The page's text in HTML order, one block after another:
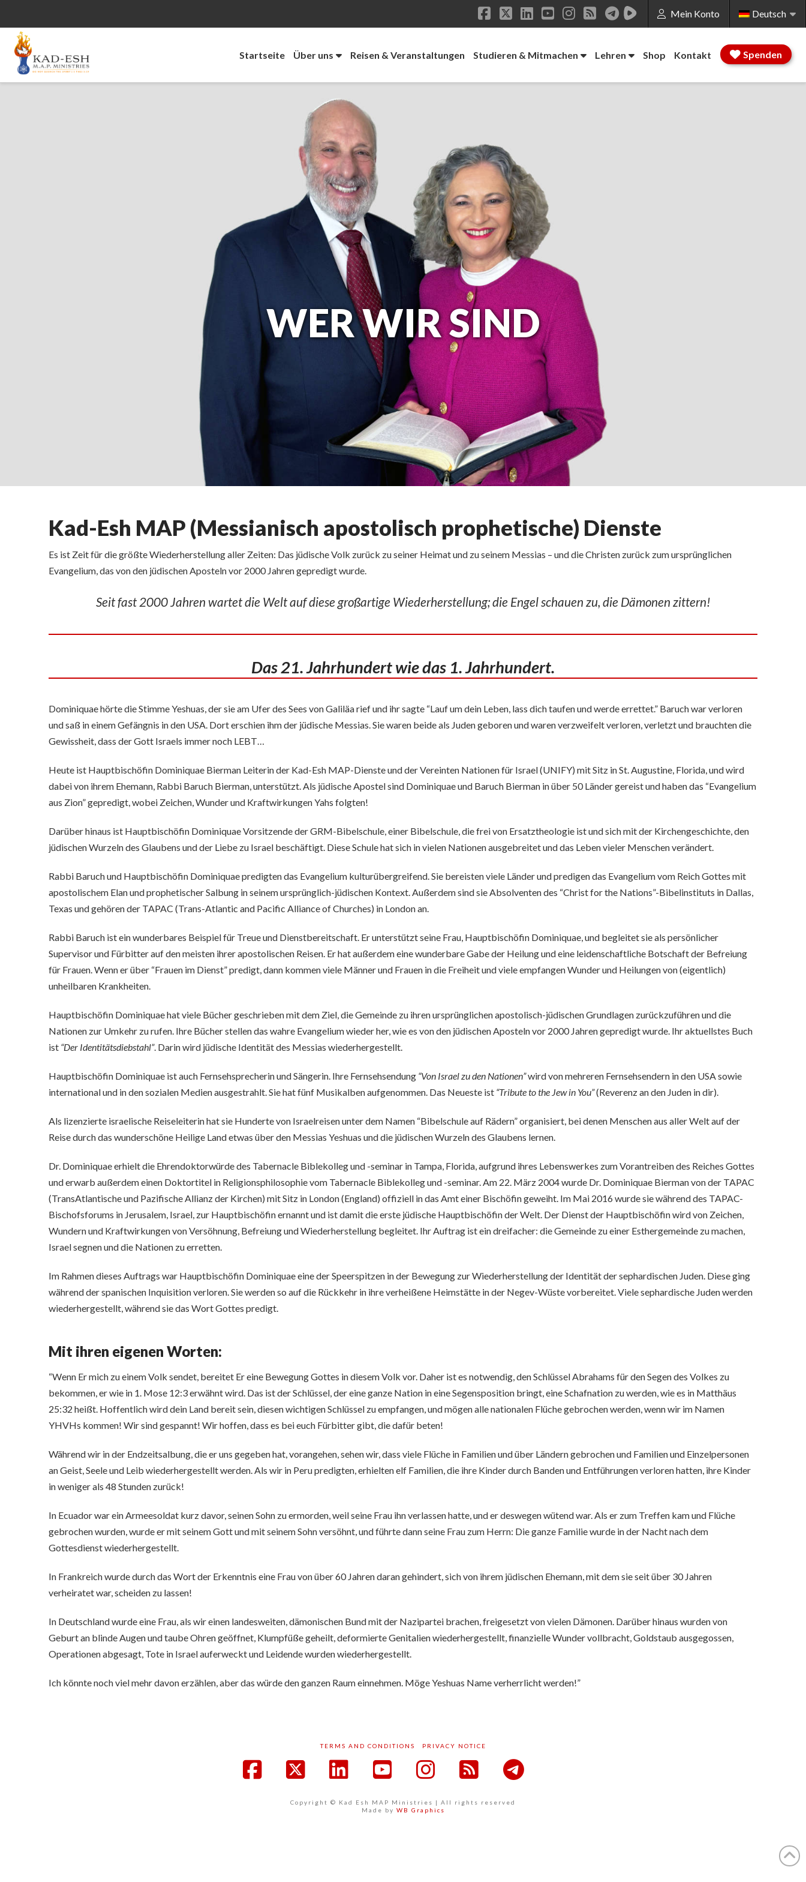
Mein Konto Deutsch
Facebook
X LinkedIn
YouTube
Instagram
RSS
Startseite Über uns Reisen & Veranstaltungen Studieren & Mitmachen Lehren Shop Kontakt Spenden
WER WIR SIND
Kad-Esh MAP (Messianisch apostolisch prophetische) Dienste
Es ist Zeit für die größte Wiederherstellung aller Zeiten: Das jüdische Volk zurück zu seiner Heimat und zu seinem Messias – und die Christen zurück zum ursprünglichen
Evangelium, das von den jüdischen Aposteln vor 2000 Jahren gepredigt wurde.
Seit fast 2000 Jahren wartet die Welt auf diese großartige Wiederherstellung; die Engel schauen zu, die Dämonen zittern!
Das 21. Jahrhundert wie das 1. Jahrhundert.
Dominiquae hörte die Stimme Yeshuas, der sie am Ufer des Sees von Galiläa rief und ihr sagte “Lauf um dein Leben, lass dich taufen und werde errettet.” Baruch war verloren
und saß in einem Gefängnis in den USA. Dort erschien ihm der jüdische Messias. Sie waren beide als Juden geboren und waren verzweifelt verloren, verletzt und brauchten die
Gewissheit, dass der Gott Israels immer noch LEBT…
Heute ist Hauptbischöfin Dominiquae Bierman Leiterin der Kad-Esh MAP-Dienste und der Vereinten Nationen für Israel (UNIFY) mit Sitz in St. Augustine, Florida, und wird
dabei von ihrem Ehemann, Rabbi Baruch Bierman, unterstützt. Als jüdische Apostel sind Dominiquae und Baruch Bierman in über 50 Länder gereist und haben das “Evangelium
aus Zion” gepredigt, wobei Zeichen, Wunder und Kraftwirkungen Yahs folgten!
Darüber hinaus ist Hauptbischöfin Dominiquae Vorsitzende der GRM-Bibelschule, einer Bibelschule, die frei von Ersatztheologie ist und sich mit der Kirchengeschichte, den
jüdischen Wurzeln des Glaubens und der Liebe zu Israel beschäftigt. Diese Schule hat sich in vielen Nationen ausgebreitet und das Leben vieler Menschen verändert.
Rabbi Baruch und Hauptbischöfin Dominiquae predigten das Evangelium kulturübergreifend. Sie bereisten viele Länder und predigen das Evangelium vom Reich Gottes mit
apostolischem Elan und prophetischer Salbung in seinem ursprünglich-jüdischen Kontext. Außerdem sind sie Absolventen des “Christ for the Nations”-Bibelinstituts in Dallas,
Texas und gehören der TAPAC (Trans-Atlantic and Pacific Alliance of Churches) in London an.
Rabbi Baruch ist ein wunderbares Beispiel für Treue und Dienstbereitschaft. Er unterstützt seine Frau, Hauptbischöfin Dominiquae, und begleitet sie als persönlicher
Supervisor und Fürbitter auf den meisten ihrer apostolischen Reisen. Er hat außerdem eine wunderbare Gabe der Heilung und eine leidenschaftliche Botschaft der Befreiung
für Frauen. Wenn er über “Frauen im Dienst” predigt, dann kommen viele Männer und Frauen in die Freiheit und viele empfangen Wunder und Heilungen von (eigentlich)
unheilbaren Krankheiten.
Hauptbischöfin Dominiquae hat viele Bücher geschrieben mit dem Ziel, die Gemeinde zu ihren ursprünglichen apostolisch-jüdischen Grundlagen zurückzuführen und die
Nationen zur Umkehr zu rufen. Ihre Bücher stellen das wahre Evangelium wieder her, wie es von den jüdischen Aposteln vor 2000 Jahren gepredigt wurde. Ihr aktuellstes Buch
ist “Der Identitätsdiebstahl”. Darin wird jüdische Identität des Messias wiederhergestellt.
Hauptbischöfin Dominiquae ist auch Fernsehsprecherin und Sängerin. Ihre Fernsehsendung “Von Israel zu den Nationen”wird von mehreren Fernsehsendern in den USA sowie
international und in den sozialen Medien ausgestrahlt. Sie hat fünf Musikalben aufgenommen. Das Neueste ist “Tribute to the Jew in You”(Reverenz an den Juden in dir).
Als lizenzierte israelische Reiseleiterin hat sie Hunderte von Israelreisen unter dem Namen “Bibelschule auf Rädern” organisiert, bei denen Menschen aus aller Welt auf der
Reise durch das wunderschöne Heilige Land etwas über den Messias Yeshuas und die jüdischen Wurzeln des Glaubens lernen.
Dr. Dominiquae erhielt die Ehrendoktorwürde des Tabernacle Biblekolleg und -seminar in Tampa, Florida, aufgrund ihres Lebenswerkes zum Vorantreiben des Reiches Gottes
und erwarb außerdem einen Doktortitel in Religionsphilosophie vom Tabernacle Biblekolleg und -seminar. Am 22. März 2004 wurde Dr. Dominiquae Bierman von der TAPAC
(TransAtlantische und Pazifische Allianz der Kirchen) mit Sitz in London (England) offiziell in das Amt einer Bischöfin geweiht. Im Mai 2016 wurde sie während des TAPAC-
Bischofsforums in Jerusalem, Israel, zur Hauptbischöfin ernannt und ist damit die erste jüdische Hauptbischöfin der Welt. Der Dienst der Hauptbischöfin wird von Zeichen,
Wundern und Kraftwirkungen von Versöhnung, Befreiung und Wiederherstellung begleitet. Ihr Auftrag ist ein dreifacher: die Gemeinde zu einer Esthergemeinde zu machen,
Israel segnen und die Nationen zu erretten.
Im Rahmen dieses Auftrags war Hauptbischöfin Dominiquae eine der Speerspitzen in der Bewegung zur Wiederherstellung der Identität der sephardischen Juden. Diese ging
während der spanischen Inquisition verloren. Sie werden so auf die Rückkehr in ihre verheißene Heimstätte in der Negev-Wüste vorbereitet. Viele sephardische Juden werden
wiederhergestellt, während sie das Wort Gottes predigt.
Mit ihren eigenen Worten:
“Wenn Er mich zu einem Volk sendet, bereitet Er eine Bewegung Gottes in diesem Volk vor. Daher ist es notwendig, den Schlüssel Abrahams für den Segen des Volkes zu
bekommen, er wie in 1. Mose 12:3 erwähnt wird. Das ist der Schlüssel, der eine ganze Nation in eine Segensposition bringt, eine Schafnation zu werden, wie es in Matthäus
25:32 heißt. Hoffentlich wird dein Land bereit sein, diesen wichtigen Schlüssel zu empfangen, und mögen alle nationalen Flüche gebrochen werden, wenn wir im Namen
YHVHs kommen! Wir sind gespannt! Wir hoffen, dass es bei euch Fürbitter gibt, die dafür beten!
Während wir in der Endzeitsalbung, die er uns gegeben hat, vorangehen, sehen wir, dass viele Flüche in Familien und über Ländern gebrochen und Familien und Einzelpersonen
an Geist, Seele und Leib wiederhergestellt werden. Als wir in Peru predigten, erhielten elf Familien, die ihre Kinder durch Banden und Entführungen verloren hatten, ihre Kinder
in weniger als 48 Stunden zurück!
In Ecuador war ein Armeesoldat kurz davor, seinen Sohn zu ermorden, weil seine Frau ihn verlassen hatte, und er deswegen wütend war. Als er zum Treffen kam und Flüche
gebrochen wurden, wurde er mit seinem Gott und mit seinem Sohn versöhnt, und führte dann seine Frau zum Herrn: Die ganze Familie wurde in der Nacht nach dem
Gottesdienst wiederhergestellt.
In Frankreich wurde durch das Wort der Erkenntnis eine Frau von über 60 Jahren daran gehindert, sich von ihrem jüdischen Ehemann, mit dem sie seit über 30 Jahren
verheiratet war, scheiden zu lassen!
In Deutschland wurde eine Frau, als wir einen landesweiten, dämonischen Bund mit der Nazipartei brachen, freigesetzt von vielen Dämonen. Darüber hinaus wurden von
Geburt an blinde Augen und taube Ohren geöffnet, Klumpfüße geheilt, deformierte Genitalien wiederhergestellt, finanzielle Wunder vollbracht, Goldstaub ausgegossen,
Operationen abgesagt, Tote in Israel auferweckt und Leidende wurden wiederhergestellt.
Ich könnte noch viel mehr davon erzählen, aber das würde den ganzen Raum einnehmen. Möge Yeshuas Name verherrlicht werden!”
TERMS AND CONDITIONS PRIVACY NOTICE
Copyright © Kad Esh MAP Ministries | All rights reserved
Made by WB Graphics